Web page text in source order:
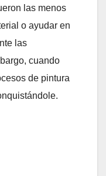
las menos
o ayudar en
las
cuando
de pintura